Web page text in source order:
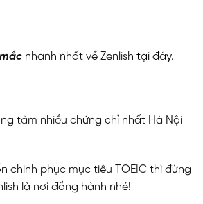
nhanh nhất về Zenlish tại đây.
tâm nhiều chứng chỉ nhất Hà Nội
chinh phục mục tiêu TOEIC thì đừng
là nơi đồng hành nhé!